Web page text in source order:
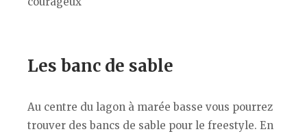
Les banc de sable
Au centre du lagon à marée basse vous pourrez
trouver des bancs de sable pour le freestyle. En